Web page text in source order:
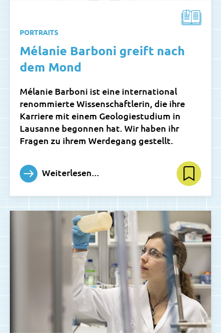
PORTRAITS
Mélanie Barboni greift nach
dem Mond
Mélanie Barboni ist eine international
renommierte Wissenschaftlerin, die ihre
Karriere mit einem Geologiestudium in
Lausanne begonnen hat. Wir haben ihr
Fragen zu ihrem Werdegang gestellt.
Weiterlesen...